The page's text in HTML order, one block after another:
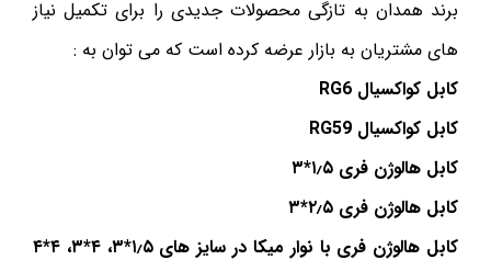
برند همدان به تازگی محصولات جدیدی را برای تکمیل نیاز
های مشتریان به بازار عرضه کرده است که می توان به :
کابل کواکسیال RG6
کابل کواکسیال RG59
کابل هالوژن فری ۱٫۵*۳
کابل هالوژن فری ۲٫۵*۳
کابل هالوژن فری با نوار میکا در سایز های ۱٫۵*۳، ۴*۳، ۴*۴